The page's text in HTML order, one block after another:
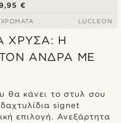
€
LUCLEON
ΧΡΥΣΆ: Η
ΤΟΝ ΆΝΔΡΑ ΜΕ
θα κάνει το στυλ σου
signet
επιλογή. Ανεξάρτητα